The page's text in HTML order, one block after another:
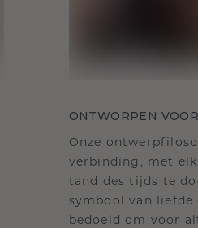
ONTWORPEN
Onze
verbinding, met
tand des tijds te
symbool van liefde
bedoeld om voor